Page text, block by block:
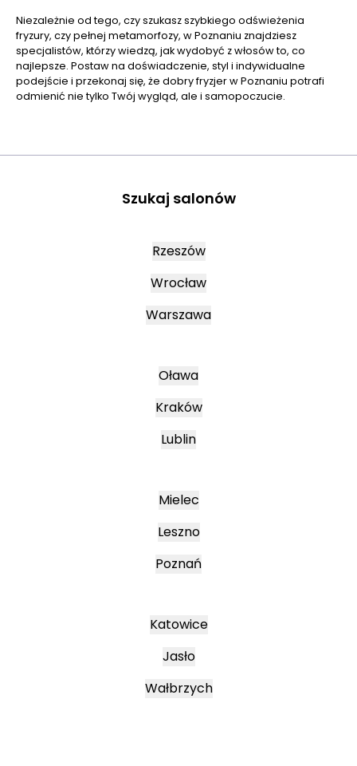
Niezależnie od tego, czy szukasz szybkiego odświeżenia
fryzury, czy pełnej metamorfozy, w Poznaniu znajdziesz
specjalistów, którzy wiedzą, jak wydobyć z włosów to, co
najlepsze. Postaw na doświadczenie, styl i indywidualne
podejście i przekonaj się, że dobry fryzjer w Poznaniu potrafi
odmienić nie tylko Twój wygląd, ale i samopoczucie.
Szukaj salonów
Rzeszów
Wrocław
Warszawa
Oława
Kraków
Lublin
Mielec
Leszno
Poznań
Katowice
Jasło
Wałbrzych